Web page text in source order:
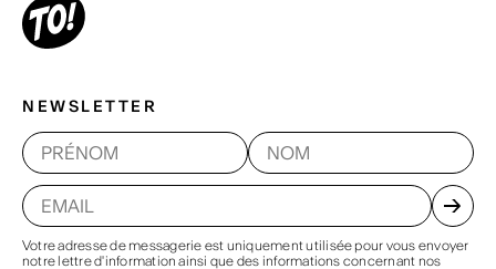
NEWSLETTER
Votre adresse de messagerie est uniquement utilisée pour vous envoyer
notre lettre d'information ainsi que des informations concernant nos